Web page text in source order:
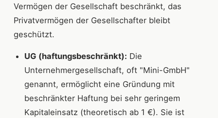
Vermögen der Gesellschaft beschränkt, das
Privatvermögen der Gesellschafter bleibt
geschützt.
UG (haftungsbeschränkt): Die
Unternehmergesellschaft, oft "Mini-GmbH"
genannt, ermöglicht eine Gründung mit
beschränkter Haftung bei sehr geringem
Kapitaleinsatz (theoretisch ab 1 €). Sie ist